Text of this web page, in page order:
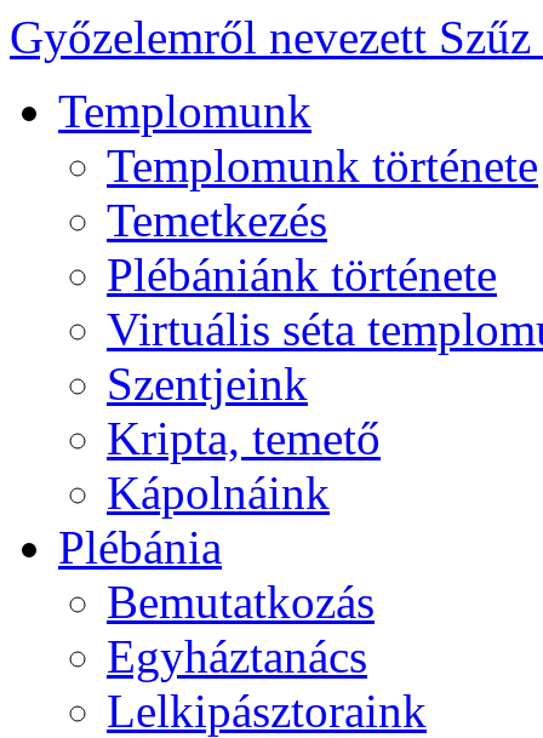
Győzelemről nevezett
Templomunk
Templomunk története
Temetkezés
Plébániánk története
Virtuális séta
Szentjeink
Kripta, temető
Kápolnáink
Plébánia
Bemutatkozás
Egyháztanács
Lelkipásztoraink